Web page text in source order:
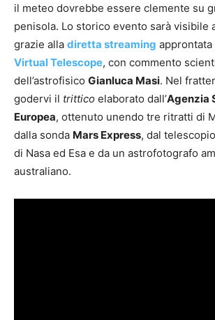
il meteo dovrebbe essere clemente su
penisola. Lo storico evento sarà visibile
grazie alla diretta streaming approntata
Virtual Telescope, con commento
dell’astrofisico Gianluca Masi. Nel
godervi il trittico elaborato dall’Agenzia
Europea, ottenuto unendo tre ritratti di
dalla sonda Mars Express, dal
di Nasa ed Esa e da un astrofotografo
australiano.